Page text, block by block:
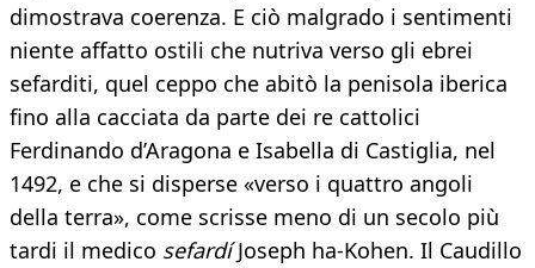
dimostrava coerenza. E ciò malgrado i sentimenti
niente affatto ostili che nutriva verso gli ebrei
sefarditi, quel ceppo che abitò la penisola iberica
fino alla cacciata da parte dei re cattolici
Ferdinando d’Aragona e Isabella di Castiglia, nel
1492, e che si disperse «verso i quattro angoli
della terra», come scrisse meno di un secolo più
tardi il medico sefardíJoseph ha-Kohen. Il Caudillo